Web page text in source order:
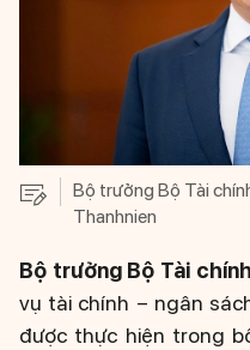
Bộ trưởng Bộ Tài
Thanhnien
Bộ trưởng Bộ Tài
vụ tài chính – ngân
được thực hiện trong